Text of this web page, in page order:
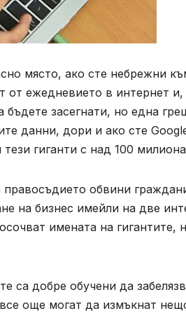
място, ако сте небрежни
от ежедневието в интернет и,
засегнати, но една
данни, дори и ако сте
гиганти с над 100
обвини
на бизнес имейли на две
имената на гигантите,
са добре обучени да
още могат да измъкнат